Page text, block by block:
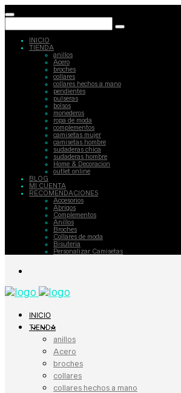
INICIO
TIENDA
anillos
Acero
broches
collares
collares hechos a mano
pendientes
pulseras
bolsos
monederos
ropa de moda
complementos
camisetas mujer
camisetas hombre
sudaderas chica
sudaderas hombre
Home & Decoracion
outlet online
BLOG
MI CUENTA
RECOMENDACIONES
Accesorios
Abrigos
Complementos
Anillos
Broches
Collares de moda
Bisuteria
Personalizar Camisetas
INICIO
TIENDA
anillos
Acero
broches
collares
collares hechos a mano